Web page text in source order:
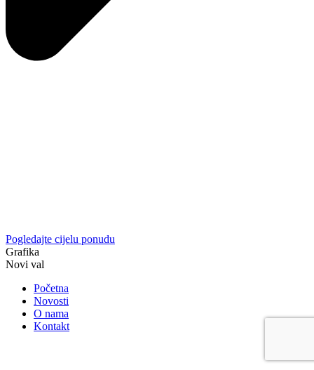
Pogledajte cijelu ponudu
Grafika
Novi val
Početna
Novosti
O nama
Kontakt